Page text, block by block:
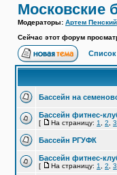
Московские
Модераторы: Артем Пенский
Сейчас этот форум
Бассейн на
Бассейн фитнес-
[ На страницу: 1 2 3
Бассейн РГУФК
Бассейн фитнес-
[ На страницу: 1 2 3